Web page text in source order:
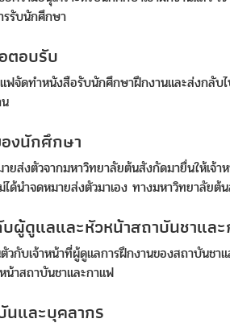
รับนักศึกษา
ตอบรับ
ฟจัดทำหนังสือรับนักศึกษาฝึกงานและส่งกลั
งนักศึกษา
ยส่งตัวจากมหาวิทยาลัยต้นสังกัดมายื่นให้เจ้า
ด้นำจดหมายส่งตัวมาเอง ทางมหาวิทยาลัยต้
บผู้ดูแลและหัวหน้าสถาบันชาแล
วกับเจ้าหน้าที่ผู้ดูแลการฝึกงานของสถาบันชา
น้าสถาบันชาและกาแฟ
นและบุคลากร